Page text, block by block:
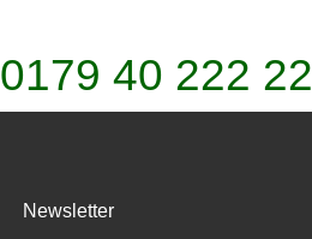
0179 40 222 22
Newsletter